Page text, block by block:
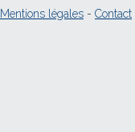
Mentions légales - Contact